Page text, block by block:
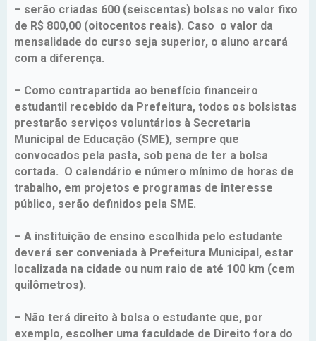
– serão criadas 600 (seiscentas) bolsas no valor fixo
de R$ 800,00 (oitocentos reais). Caso o valor da
mensalidade do curso seja superior, o aluno arcará
com a diferença.
– Como contrapartida ao benefício financeiro
estudantil recebido da Prefeitura, todos os bolsistas
prestarão serviços voluntários à Secretaria
Municipal de Educação (SME), sempre que
convocados pela pasta, sob pena de ter a bolsa
cortada. O calendário e número mínimo de horas de
trabalho, em projetos e programas de interesse
público, serão definidos pela SME.
– A instituição de ensino escolhida pelo estudante
deverá ser conveniada à Prefeitura Municipal, estar
localizada na cidade ou num raio de até 100 km (cem
quilômetros).
– Não terá direito à bolsa o estudante que, por
exemplo, escolher uma faculdade de Direito fora do